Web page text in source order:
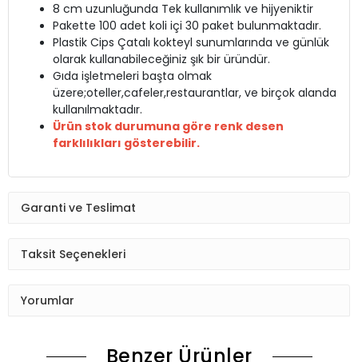
8 cm uzunluğunda Tek kullanımlık ve hijyeniktir
Pakette 100 adet koli içi 30 paket bulunmaktadır.
Plastik Cips Çatalı kokteyl sunumlarında ve günlük
olarak kullanabileceğiniz şık bir üründür.
Gıda işletmeleri başta olmak
üzere;oteller,cafeler,restaurantlar, ve birçok alanda
kullanılmaktadır.
Ürün stok durumuna göre renk desen
farklılıkları gösterebilir.
Garanti ve Teslimat
Taksit Seçenekleri
Yorumlar
Benzer Ürünler